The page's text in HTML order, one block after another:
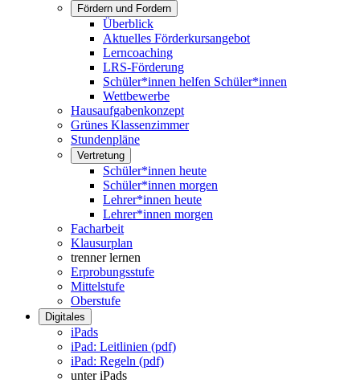
Fördern und Fordern
Überblick
Aktuelles Förderkursangebot
Lerncoaching
LRS-Förderung
Schüler*innen helfen Schüler*innen
Wettbewerbe
Hausaufgabenkonzept
Grünes Klassenzimmer
Stundenpläne
Vertretung
Schüler*innen heute
Schüler*innen morgen
Lehrer*innen heute
Lehrer*innen morgen
Facharbeit
Klausurplan
trenner lernen
Erprobungsstufe
Mittelstufe
Oberstufe
Digitales
iPads
iPad: Leitlinien (pdf)
iPad: Regeln (pdf)
unter iPads